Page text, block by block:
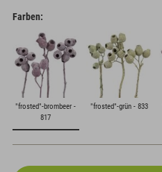
Farben:
"frosted"-brombeer -
817
"frosted"-grün - 833